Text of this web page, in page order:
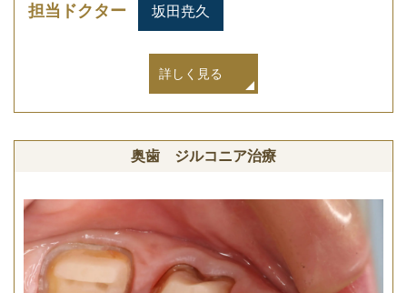
担当ドクター 坂田尭久
詳しく見る
奥歯 ジルコニア治療